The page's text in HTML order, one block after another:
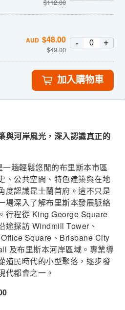
$112.00
AUD $48.00
$49.00
- +
加入購物車
與河岸風光，深入認識真正的
趟輕鬆悠閒的布里斯本市區
、公共空間、特色建築與在地
度認識昆士蘭首府。這不只是
場深入了解布里斯本發展脈絡
行程從 King George Square
途探訪 Windmill Tower、
Square、Brisbane City
及布里斯本河岸區域。專業導
殖民時代的小型聚落，逐步發
代都會之一。